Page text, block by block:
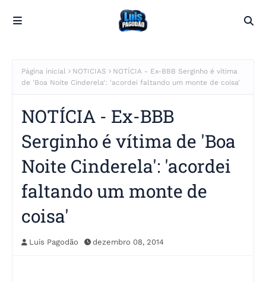
Página inicial NOTICIAS
NOTÍCIA - Ex-BBB Serginho é vítima
de 'Boa Noite Cinderela': 'acordei faltando um monte de coisa'
NOTÍCIA - Ex-BBB
Serginho é vítima de 'Boa
Noite Cinderela': 'acordei
faltando um monte de
coisa'
Luis Pagodão dezembro 08, 2014